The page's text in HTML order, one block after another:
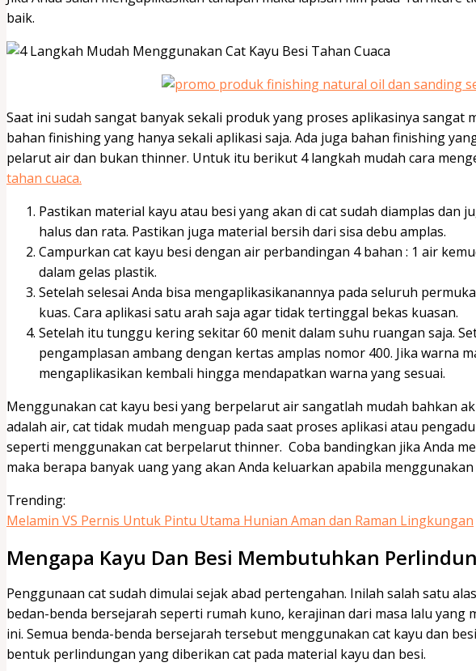
baik.
Saat ini sudah sangat banyak sekali produk yang proses aplikasinya sangat
bahan finishing yang hanya sekali aplikasi saja. Ada juga bahan finishing
pelarut air dan bukan thinner. Untuk itu berikut 4 langkah mudah cara
tahan cuaca.
Pastikan material kayu atau besi yang akan di cat sudah diamplas dan
halus dan rata. Pastikan juga material bersih dari sisa debu amplas.
Campurkan cat kayu besi dengan air perbandingan 4 bahan : 1 air
dalam gelas plastik.
Setelah selesai Anda bisa mengaplikasikanannya pada seluruh
kuas. Cara aplikasi satu arah saja agar tidak tertinggal bekas kuasan.
Setelah itu tunggu kering sekitar 60 menit dalam suhu ruangan saja.
pengamplasan ambang dengan kertas amplas nomor 400. Jika warna
mengaplikasikan kembali hingga mendapatkan warna yang sesuai.
Menggunakan cat kayu besi yang berpelarut air sangatlah mudah bahkan
adalah air, cat tidak mudah menguap pada saat proses aplikasi atau
seperti menggunakan cat berpelarut thinner. Coba bandingkan jika Anda
maka berapa banyak uang yang akan Anda keluarkan apabila
Trending:
Melamin VS Pernis Untuk Pintu Utama Hunian Aman dan Raman Lingkungan
Mengapa Kayu Dan Besi Membutuhkan
Penggunaan cat sudah dimulai sejak abad pertengahan. Inilah salah satu
bedan-benda bersejarah seperti rumah kuno, kerajinan dari masa lalu yang
ini. Semua benda-benda bersejarah tersebut menggunakan cat kayu dan
bentuk perlindungan yang diberikan cat pada material kayu dan besi.